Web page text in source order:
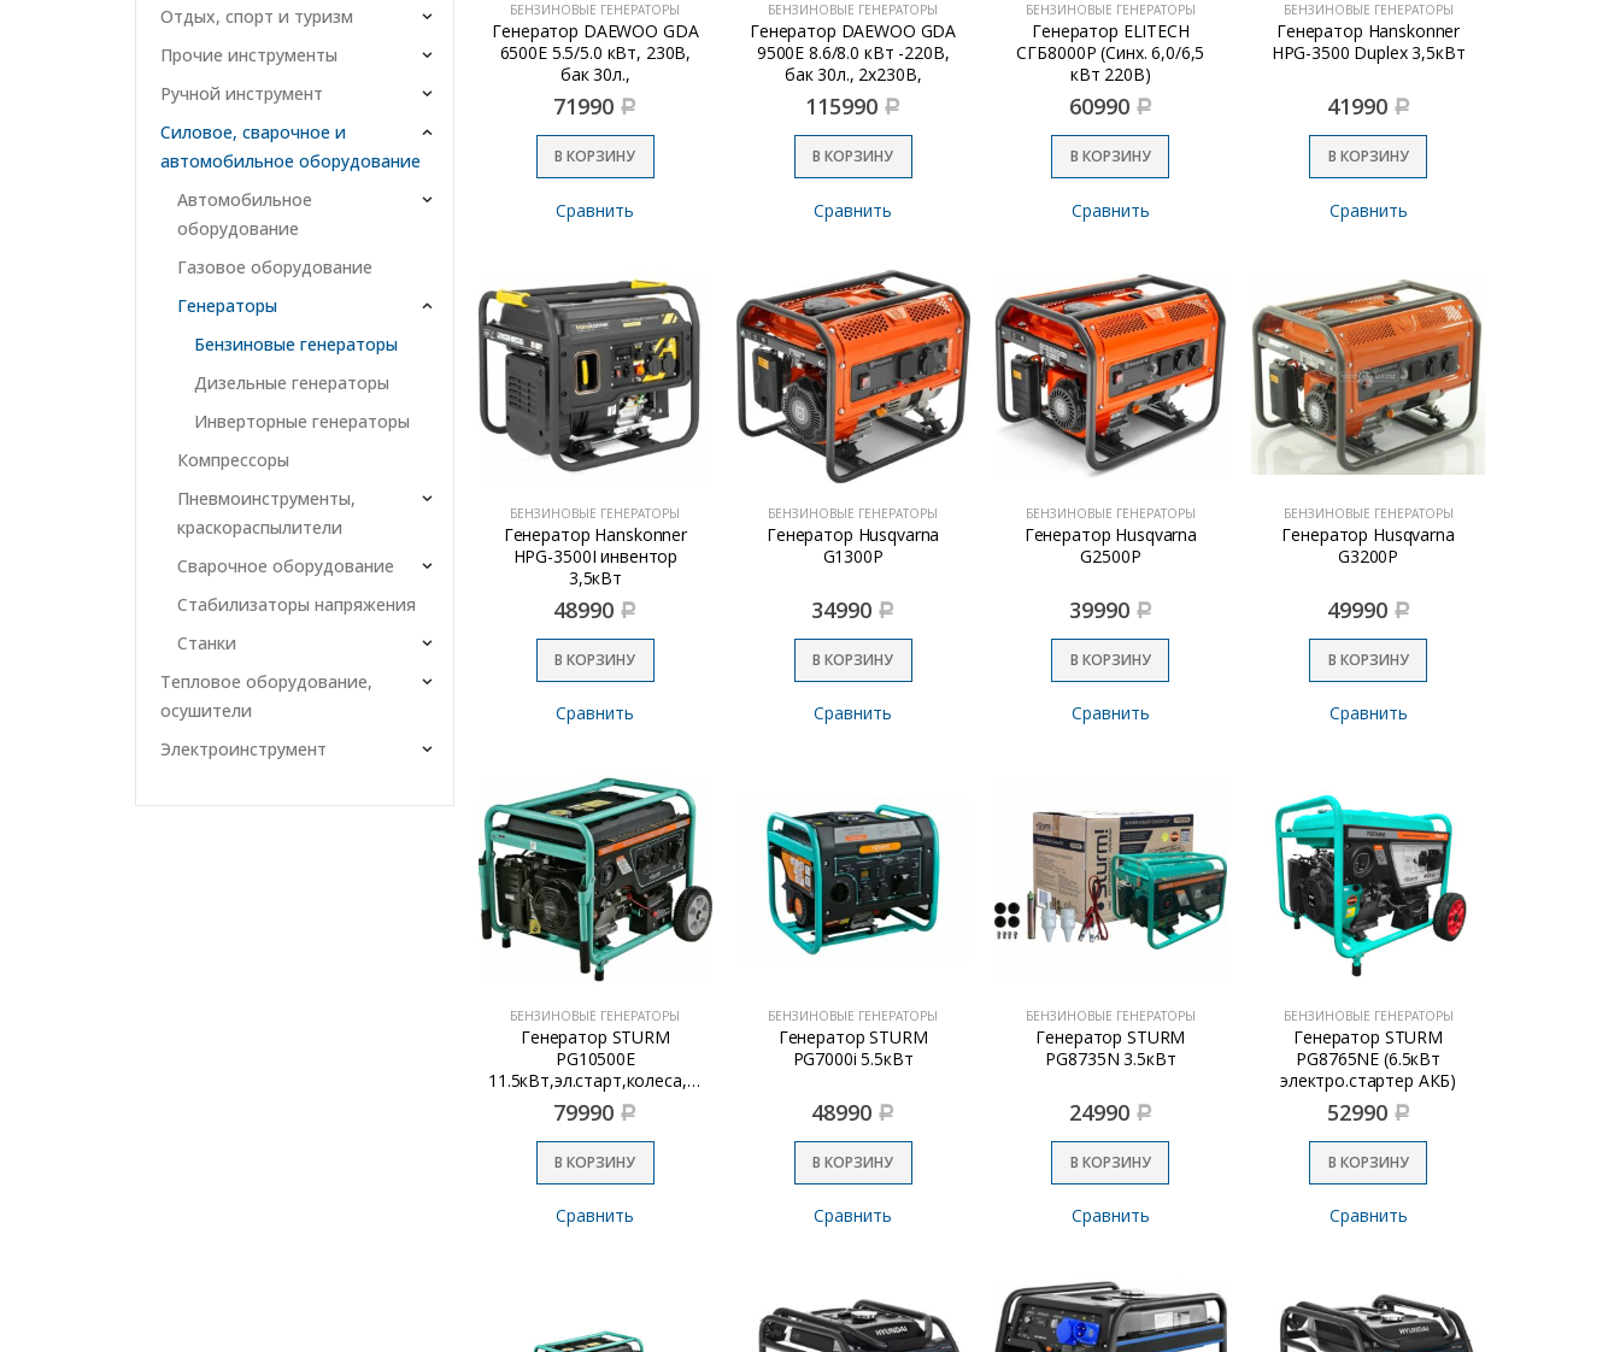
БЕНЗИНОВЫЕ ГЕНЕРАТОРЫ
Генератор DAEWOO GDA
6500E 5.5/5.0 кВт, 230В,
бак 30л.,
2х230В,электрозапуск
71990 Р
В КОРЗИНУ
Сравнить
БЕНЗИНОВЫЕ ГЕНЕРАТОРЫ
Генератор DAEWOO GDA
9500E 8.6/8.0 кВт -220В,
бак 30л., 2х230В,
ATS,эл.запуск, эл.дисплей,
колеса
115990 Р
В КОРЗИНУ
Сравнить
БЕНЗИНОВЫЕ ГЕНЕРАТОРЫ
Генератор ELITECH
СГБ8000Р (Синх. 6,0/6,5
кВт 220В)
60990 Р
В КОРЗИНУ
Сравнить
БЕНЗИНОВЫЕ ГЕНЕРАТОРЫ
Генератор Hanskonner
HPG-3500 Duplex 3,5кВт
41990 Р
В КОРЗИНУ
Сравнить
БЕНЗИНОВЫЕ ГЕНЕРАТОРЫ
Генератор Hanskonner
HPG-3500I инвентор
3,5кВт
48990 Р
В КОРЗИНУ
Сравнить
БЕНЗИНОВЫЕ ГЕНЕРАТОРЫ
Генератор Husqvarna
G1300P
34990 Р
В КОРЗИНУ
Сравнить
БЕНЗИНОВЫЕ ГЕНЕРАТОРЫ
Генератор Husqvarna
G2500P
39990 Р
В КОРЗИНУ
Сравнить
БЕНЗИНОВЫЕ ГЕНЕРАТОРЫ
Генератор Husqvarna
G3200P
49990 Р
В КОРЗИНУ
Сравнить
БЕНЗИНОВЫЕ ГЕНЕРАТОРЫ
Генератор STURM
PG10500E
11.5кВт,эл.старт,колеса,ручки,АКБ,94,7кг
79990 Р
В КОРЗИНУ
Сравнить
БЕНЗИНОВЫЕ ГЕНЕРАТОРЫ
Генератор STURM
PG7000i 5.5кВт
48990 Р
В КОРЗИНУ
Сравнить
БЕНЗИНОВЫЕ ГЕНЕРАТОРЫ
Генератор STURM
PG8735N 3.5кВт
24990 Р
В КОРЗИНУ
Сравнить
БЕНЗИНОВЫЕ ГЕНЕРАТОРЫ
Генератор STURM
PG8765NE (6.5кВт
электро.стартер АКБ)
52990 Р
В КОРЗИНУ
Сравнить
Отдых, спорт и туризм
Прочие инструменты
Ручной инструмент
Силовое, сварочное и
автомобильное оборудование
Автомобильное
оборудование
Газовое оборудование
Генераторы
Бензиновые генераторы
Дизельные генераторы
Инверторные генераторы
Компрессоры
Пневмоинструменты,
краскораспылители
Сварочное оборудование
Стабилизаторы напряжения
Станки
Тепловое оборудование,
осушители
Электроинструмент